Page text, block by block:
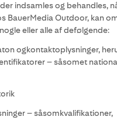
indsamles og behandles,
BauerMedia Outdoor, kan
eller alle af defølgende:
ogkontaktoplysninger,
– såsomet
– såsomkvalifikationer,